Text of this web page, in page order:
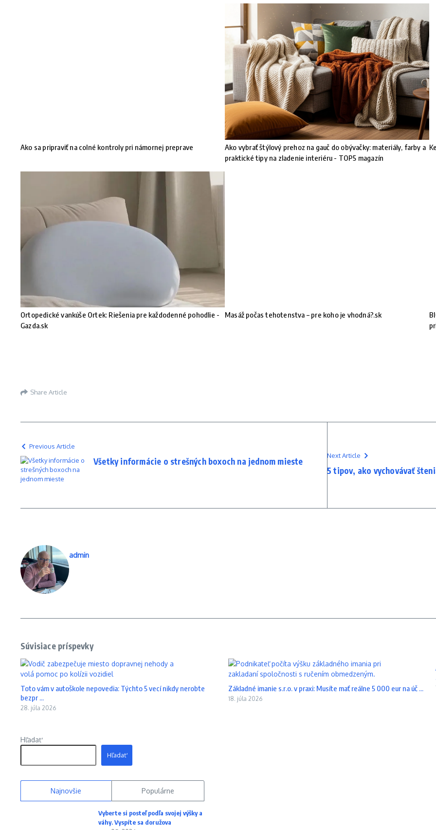
Ako sa pripraviť na colné kontroly pri námornej preprave
Ako vybrať štýlový prehoz na gauč do obývačky: materiály, farby a
praktické tipy na zladenie interiéru - TOP5 magazín
Ortopedické vankúše Ortek: Riešenia pre každodenné pohodlie -
Gazda.sk
Masáž počas tehotenstva – pre koho je vhodná?.sk
Share Article
Previous Article
Všetky informácie o strešných boxoch na jednom mieste
Next Article
5 tipov, ako vychovávať
admin
Súvisiace príspevky
Toto vám v autoškole nepovedia: Týchto 5 vecí nikdy nerobte
bezpr ...
28. júla 2026
Základné imanie s.r.o. v praxi: Musíte mať reálne 5 000 eur na úč ...
18. júla 2026
Hľadať
Hľadať
Najnovšie Populárne
Vyberte si posteľ podľa svojej výšky a
váhy. Vyspíte sa doružova